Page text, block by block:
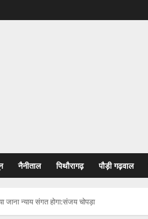
नैनीताल पिथौरागढ़ पौड़ी गढ़वाल
जाना न्याय संगत होगा:संजय चोपड़ा